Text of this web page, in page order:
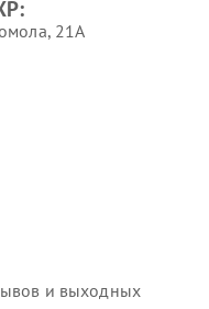
21А
и выходных